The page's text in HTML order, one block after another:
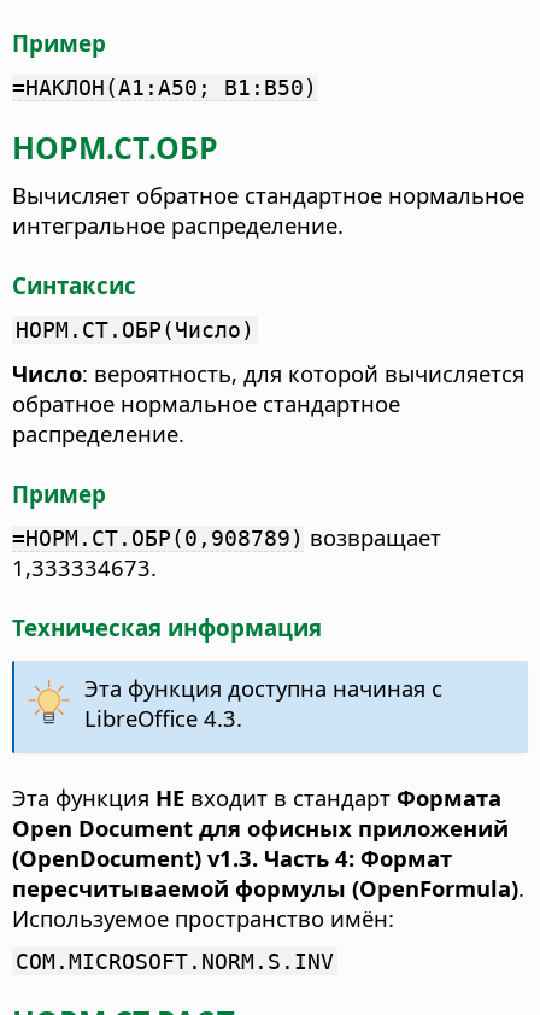
Пример
=НАКЛОН(A1:A50; B1:B50)
НОРМ.СТ.ОБР
Вычисляет обратное стандартное нормальное
интегральное распределение.
Синтаксис
НОРМ.СТ.ОБР(Число)
Число: вероятность, для которой вычисляется
обратное нормальное стандартное
распределение.
Пример
=НОРМ.СТ.ОБР(0,908789) возвращает
1,333334673.
Техническая информация
Эта функция доступна начиная с
LibreOffice 4.3.
Эта функция НЕ входит в стандарт Формата
Open Document для офисных приложений
(OpenDocument) v1.3. Часть 4: Формат
пересчитываемой формулы (OpenFormula).
Используемое пространство имён:
COM.MICROSOFT.NORM.S.INV